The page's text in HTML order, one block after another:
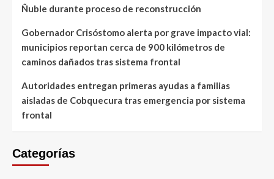
Ñuble durante proceso de reconstrucción
Gobernador Crisóstomo alerta por grave impacto vial:
municipios reportan cerca de 900 kilómetros de
caminos dañados tras sistema frontal
Autoridades entregan primeras ayudas a familias
aisladas de Cobquecura tras emergencia por sistema
frontal
Categorías